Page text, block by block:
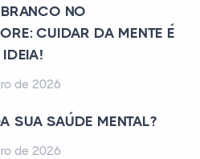
NO
CUIDAR DA MENTE É
de 2026
SUA SAÚDE MENTAL?
de 2026